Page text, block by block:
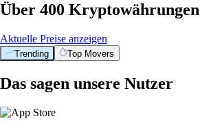
Über 400
Aktuelle Preise anzeigen
Trending Top Movers
Das sagen unsere Nutzer